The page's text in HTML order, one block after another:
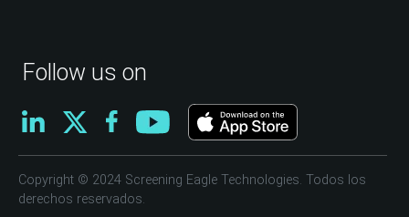
Follow us on
Copyright © 2024 Screening Eagle Technologies. Todos los
derechos reservados.